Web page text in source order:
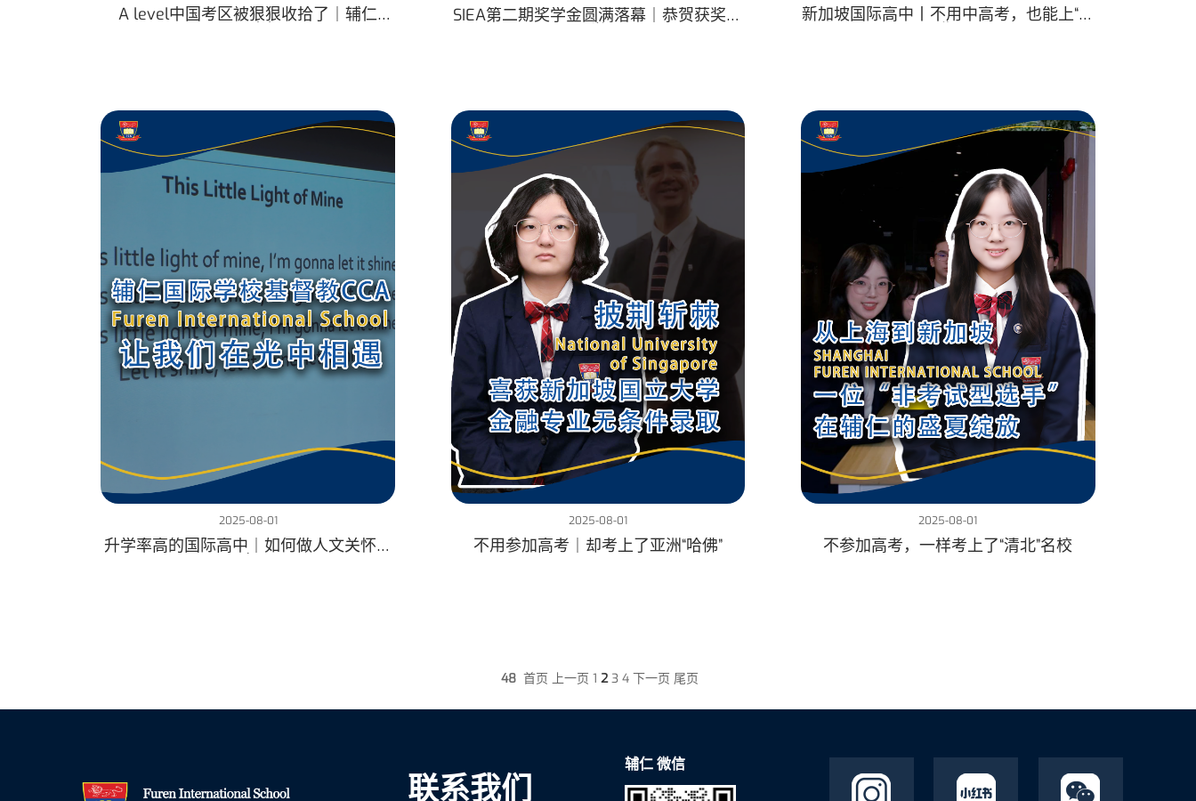
A level中国考区被狠狠收拾了｜辅仁 SIEA第二期奖学金圆满落幕｜恭贺获奖同 新加坡国际高中丨不用中高考，也能上“清
2025-08-01
升学率高的国际高中｜如何做人文关怀教
2025-08-01
不用参加高考｜却考上了亚洲“哈佛”
2025-08-01
不参加高考，一样考上了“清北”名校
48 首页 上一页 1 2 3 4 下一页 尾页
联系我们
辅仁 微信